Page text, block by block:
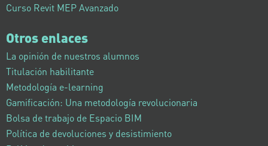
Curso Revit MEP Avanzado
Otros enlaces
La opinión de nuestros alumnos
Titulación habilitante
Metodología e-learning
Gamificación: Una metodología revolucionaria
Bolsa de trabajo de Espacio BIM
Política de devoluciones y desistimiento